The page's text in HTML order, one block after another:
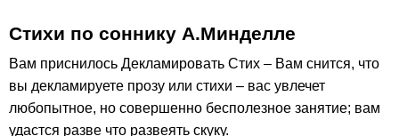
Стихи по соннику А.Минделле
Вам приснилось Декламировать Стих – Вам снится, что
вы декламируете прозу или стихи – вас увлечет
любопытное, но совершенно бесполезное занятие; вам
удастся разве что развеять скуку.